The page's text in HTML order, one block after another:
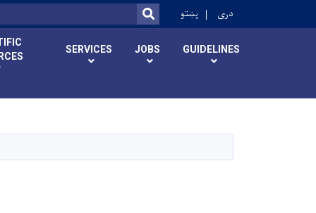
SEARCH
پښتو دری
SERVICES JOBS GUIDELINES